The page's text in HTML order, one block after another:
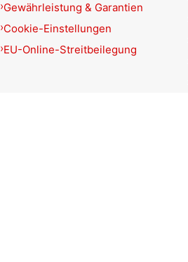
Gewährleistung & Garantien
Cookie-Einstellungen
EU-Online-Streitbeilegung